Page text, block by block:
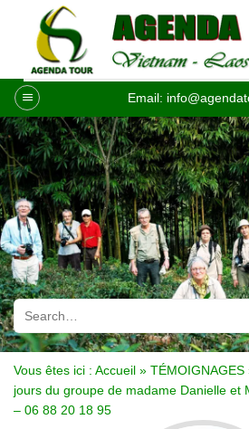
contenu
Email:
Vous êtes ici : Accueil » TÉMOIGNAGES
jours du groupe de madame Danielle et
– 06 88 20 18 95